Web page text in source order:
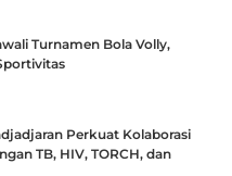
Turnamen Bola Volly,
Perkuat Kolaborasi
TB, HIV, TORCH, dan